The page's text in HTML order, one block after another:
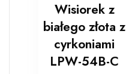
Wisiorek z
białego złota z
cyrkoniami
LPW-54B-C